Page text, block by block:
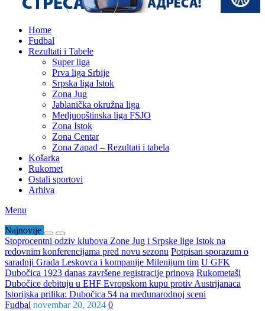
Home
Fudbal
Rezultati i Tabele
Super liga
Prva liga Srbije
Srpska liga Istok
Zona Jug
Jablanička okružna liga
Medjuopštinska liga FSJO
Zona Istok
Zona Centar
Zona Zapad – Rezultati i tabela
Košarka
Rukomet
Ostali sportovi
Arhiva
Menu
Najnovije
Stoprocentni odziv klubova Zone Jug i Srpske lige Istok na
redovnim konferencijama pred novu sezonu Potpisan sporazum o
saradnji Grada Leskovca i kompanije Milenijum tim U GFK
Dubočica 1923 danas završene registracije prinova Rukometaši
Dubočice debituju u EHF Evropskom kupu protiv Austrijanaca
Istorijska prilika: Dubočica 54 na međunarodnoj sceni
Fudbal novembar 20, 2024 0